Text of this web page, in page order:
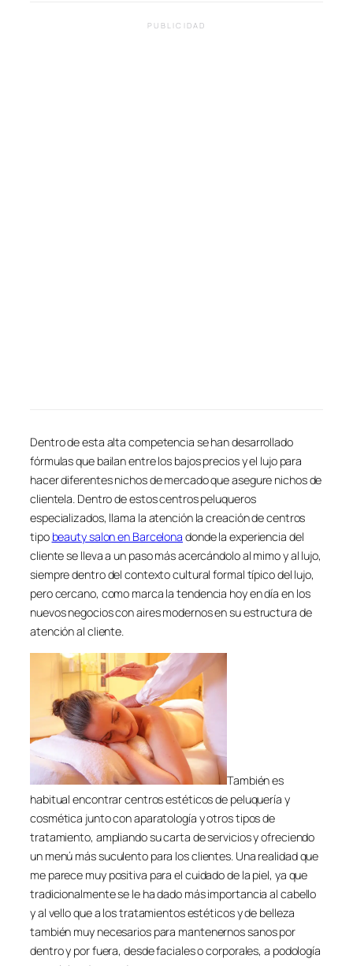
PUBLICIDAD
Dentro de esta alta competencia se han desarrollado
fórmulas que bailan entre los bajos precios y el lujo para
hacer diferentes nichos de mercado que asegure nichos de
clientela. Dentro de estos centros peluqueros
especializados, llama la atención la creación de centros
tipo beauty salon en Barcelona donde la experiencia del
cliente se lleva a un paso más acercándolo al mimo y al lujo,
siempre dentro del contexto cultural formal típico del lujo,
pero cercano, como marca la tendencia hoy en día en los
nuevos negocios con aires modernos en su estructura de
atención al cliente.
También es
habitual encontrar centros estéticos de peluquería y
cosmética junto con aparatología y otros tipos de
tratamiento, ampliando su carta de servicios y ofreciendo
un menú más suculento para los clientes. Una realidad que
me parece muy positiva para el cuidado de la piel, ya que
tradicionalmente se le ha dado más importancia al cabello
y al vello que a los tratamientos estéticos y de belleza
también muy necesarios para mantenernos sanos por
dentro y por fuera, desde faciales o corporales, a podología